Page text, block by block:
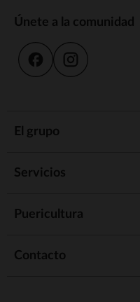
Únete a la comunidad
El grupo
Servicios
Puericultura
Contacto